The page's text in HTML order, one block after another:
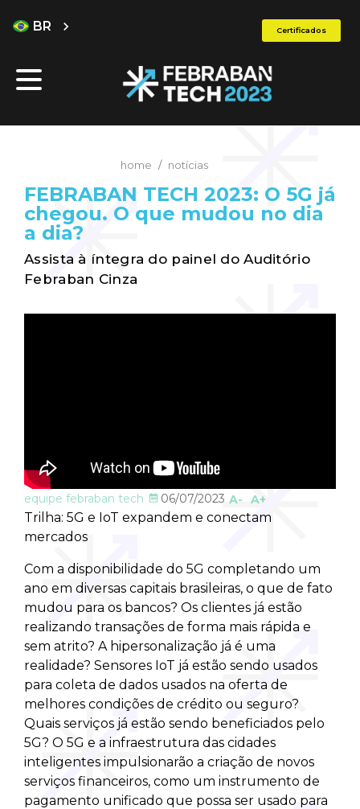
BR chevron_right Certificados
home notícias
FEBRABAN TECH 2023: O 5G já
chegou. O que mudou no dia
a dia?
Assista à íntegra do painel do Auditório
Febraban Cinza
equipe febraban tech 06/07/2023 A+
A-
Trilha: 5G e IoT expandem e conectam
mercados
Com a disponibilidade do 5G completando um
ano em diversas capitais brasileiras, o que de fato
mudou para os bancos? Os clientes já estão
realizando transações de forma mais rápida e
sem atrito? A hipersonalização já é uma
realidade? Sensores IoT já estão sendo usados
para coleta de dados usados na oferta de
melhores condições de crédito ou seguro?
Quais serviços já estão sendo beneficiados pelo
5G? O 5G e a infraestrutura das cidades
inteligentes impulsionarão a criação de novos
serviços financeiros, como um instrumento de
pagamento unificado que possa ser usado para